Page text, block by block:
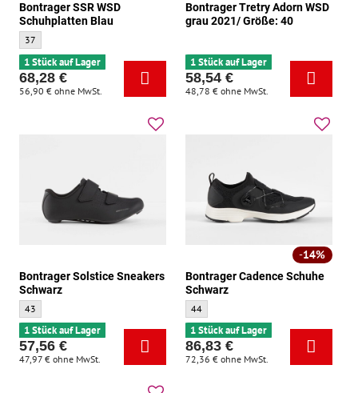
Bontrager SSR WSD
Schuhplatten Blau
Bontrager SSR WSD Schuhplatten Blau - Größe:
37
1 Stück auf Lager
68,28 €
56,90 € ohne MwSt.
Bontrager Tretry Adorn WSD
grau 2021/ Größe: 40
1 Stück auf Lager
58,54 €
48,78 € ohne MwSt.
Bontrager Solstice Sneakers
Schwarz
Bontrager Solstice Sneakers Schwarz - Größe:
43
1 Stück auf Lager
57,56 €
47,97 € ohne MwSt.
14%
Bontrager Cadence Schuhe
Schwarz
Bontrager Cadence Schuhe Schwarz -
44
1 Stück auf Lager
86,83 €
72,36 € ohne MwSt.